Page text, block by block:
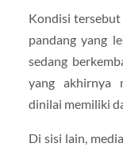
Kondisi
pandang yang
sedang
yang akhirnya
dinilai memiliki
Di sisi lain,